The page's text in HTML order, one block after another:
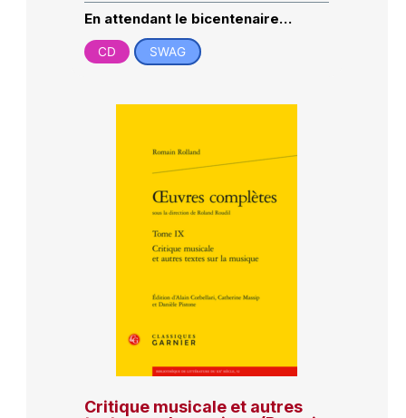
En attendant le bicentenaire…
CD SWAG
Critique musicale et autres